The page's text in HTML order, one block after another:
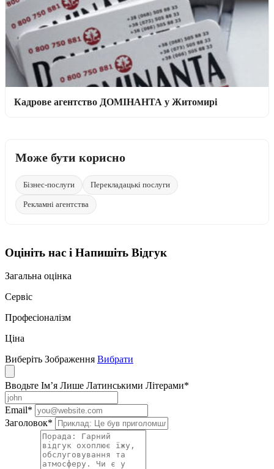
Кадрове агентство ДОМІНАНТА у Житомирі
Може бути корисно
Бізнес-послуги Перекладацькі послуги
Рекламні агентства
Оцініть нас і Напишіть Відгук
Загальна оцінка
Сервіс
Професіоналізм
Ціна
Виберіть Зображення Вибрати
Вводьте Ім’я Лише Латинськими Літерами*
Email*
Заголовок*